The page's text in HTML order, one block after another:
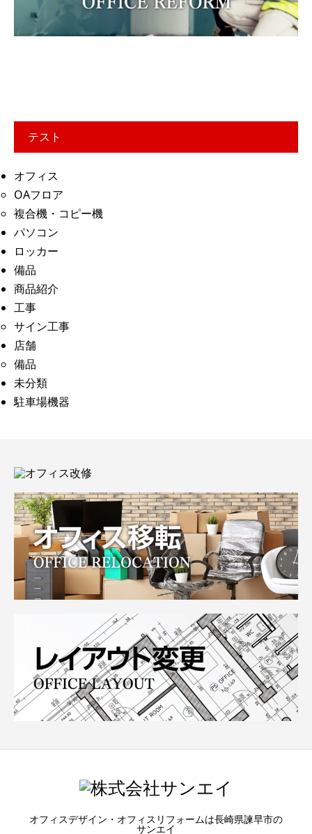
テスト
オフィス
OAフロア
複合機・コピー機
パソコン
ロッカー
備品
商品紹介
工事
サイン工事
店舗
備品
未分類
駐車場機器
オフィスデザイン・オフィスリフォームは長崎県諫早市の
サンエイ